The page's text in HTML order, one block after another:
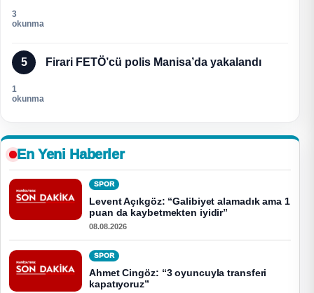
3
okunma
5 Firari FETÖ’cü polis Manisa’da yakalandı
1
okunma
En Yeni Haberler
SPOR
Levent Açıkgöz: “Galibiyet alamadık ama 1
puan da kaybetmekten iyidir”
08.08.2026
SPOR
Ahmet Cingöz: “3 oyuncuyla transferi
kapatıyoruz”